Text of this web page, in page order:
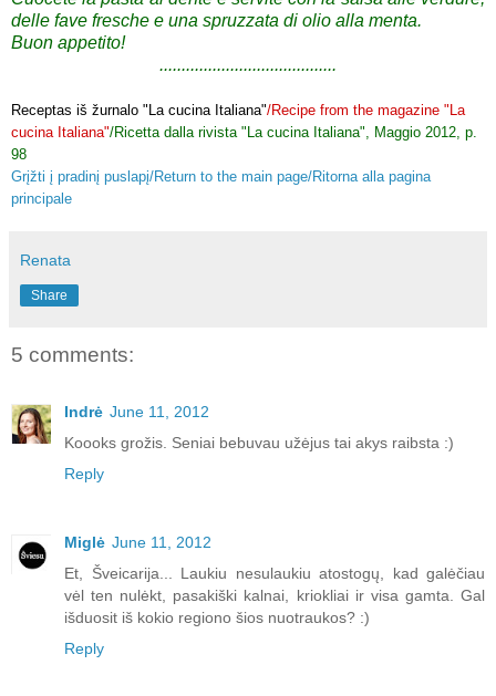
delle fave fresche e una spruzzata di olio alla menta.
Buon appetito!
........................................
Receptas iš žurnalo "La cucina Italiana"/Recipe from the magazine "La
cucina Italiana"/Ricetta dalla rivista "La cucina Italiana", Maggio 2012, p.
98
Grįžti į pradinį puslapį/Return to the main page/Ritorna alla pagina
principale
Renata
Share
5 comments:
Indrė June 11, 2012
Koooks grožis. Seniai bebuvau užėjus tai akys raibsta :)
Reply
Miglė June 11, 2012
Et, Šveicarija... Laukiu nesulaukiu atostogų, kad galėčiau
vėl ten nulėkt, pasakiški kalnai, kriokliai ir visa gamta. Gal
išduosit iš kokio regiono šios nuotraukos? :)
Reply